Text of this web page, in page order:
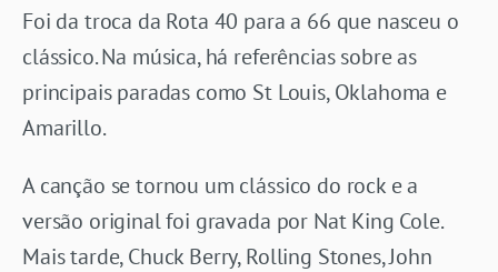
Foi da troca da Rota 40 para a 66 que nasceu o
clássico. Na música, há referências sobre as
principais paradas como St Louis, Oklahoma e
Amarillo.
A canção se tornou um clássico do rock e a
versão original foi gravada por Nat King Cole.
Mais tarde, Chuck Berry, Rolling Stones, John